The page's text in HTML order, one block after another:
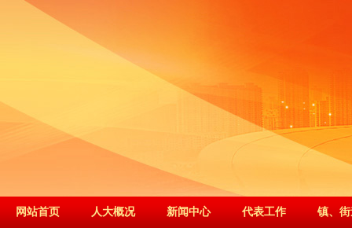
网站首页 人大概况 新闻中心 代表工作 镇、